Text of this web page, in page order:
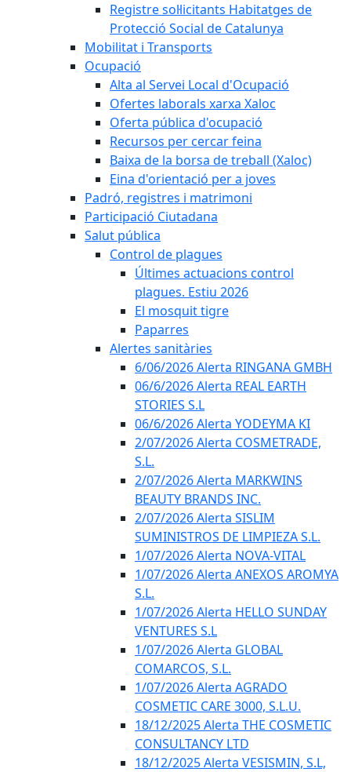
Registre sol·licitants Habitatges de
Protecció Social de Catalunya
Mobilitat i Transports
Ocupació
Alta al Servei Local d'Ocupació
Ofertes laborals xarxa Xaloc
Oferta pública d'ocupació
Recursos per cercar feina
Baixa de la borsa de treball (Xaloc)
Eina d'orientació per a joves
Padró, registres i matrimoni
Participació Ciutadana
Salut pública
Control de plagues
Últimes actuacions control
plagues. Estiu 2026
El mosquit tigre
Paparres
Alertes sanitàries
6/06/2026 Alerta RINGANA GMBH
06/6/2026 Alerta REAL EARTH
STORIES S.L
06/6/2026 Alerta YODEYMA KI
2/07/2026 Alerta COSMETRADE,
S.L.
2/07/2026 Alerta MARKWINS
BEAUTY BRANDS INC.
2/07/2026 Alerta SISLIM
SUMINISTROS DE LIMPIEZA S.L.
1/07/2026 Alerta NOVA-VITAL
1/07/2026 Alerta ANEXOS AROMYA
S.L.
1/07/2026 Alerta HELLO SUNDAY
VENTURES S.L
1/07/2026 Alerta GLOBAL
COMARCOS, S.L.
1/07/2026 Alerta AGRADO
COSMETIC CARE 3000, S.L.U.
18/12/2025 Alerta THE COSMETIC
CONSULTANCY LTD
18/12/2025 Alerta VESISMIN, S.L,